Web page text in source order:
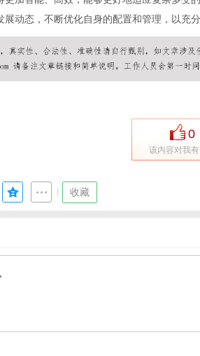
展动态，不断优化自身的配置和管理，以充
0
该内容对我
收藏